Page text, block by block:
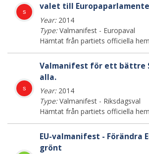
s
valet till
Year:2014
Type:Valmanifest - Europaval
Hämtat från partiets officiella
s
Valmanifest för ett bättre
alla.
Year:2014
Type:Valmanifest - Riksdagsval
Hämtat från partiets officiella
EU-valmanifest - Förändra
grönt